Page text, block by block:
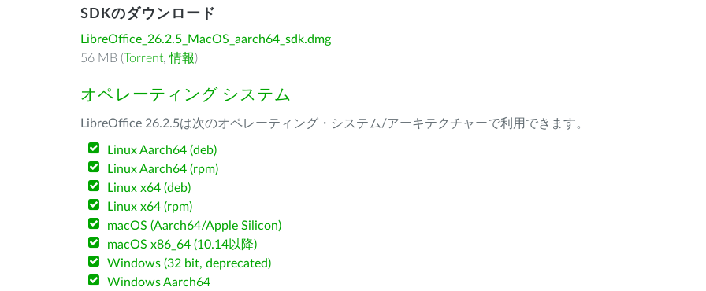
SDKのダウンロード
LibreOffice_26.2.5_MacOS_aarch64_sdk.dmg
56 MB (Torrent,情報)
オペレーティング システム
LibreOffice 26.2.5は次のオペレーティング・システム/アーキテクチャーで利用できます。
Linux Aarch64 (deb)
Linux Aarch64 (rpm)
Linux x64 (deb)
Linux x64 (rpm)
macOS (Aarch64/Apple Silicon)
macOS x86_64 (10.14以降)
Windows (32 bit, deprecated)
Windows Aarch64